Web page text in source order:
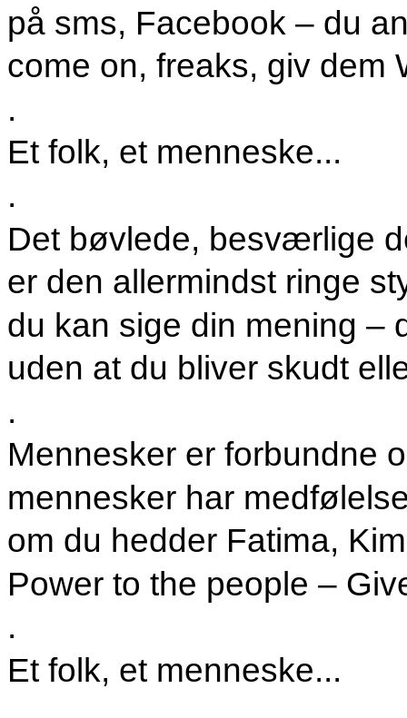
på sms, Facebook – du
come on, freaks, giv dem
.
Et folk, et menneske...
.
Det bøvlede, besværlige
er den allermindst ringe
du kan sige din mening –
uden at du bliver skudt
.
Mennesker er forbundne
mennesker har
om du hedder Fatima,
Power to the people –
.
Et folk, et menneske...